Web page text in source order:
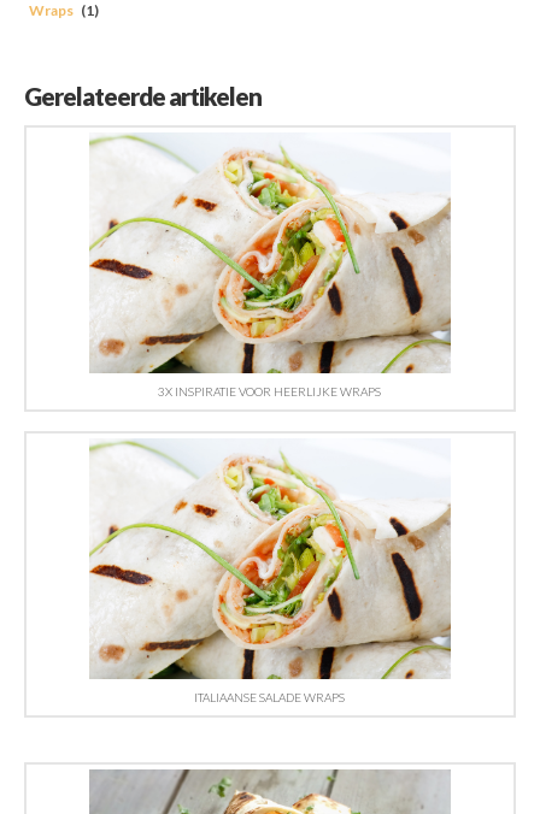
Wraps (1)
Gerelateerde artikelen
3X INSPIRATIE VOOR HEERLIJKE WRAPS
ITALIAANSE SALADE WRAPS